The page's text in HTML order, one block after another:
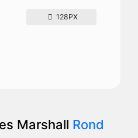
128PX
Marshall Rond